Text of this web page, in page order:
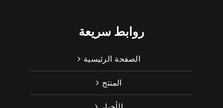
روابط سريعة
الصفحة الرئيسية
المنتج